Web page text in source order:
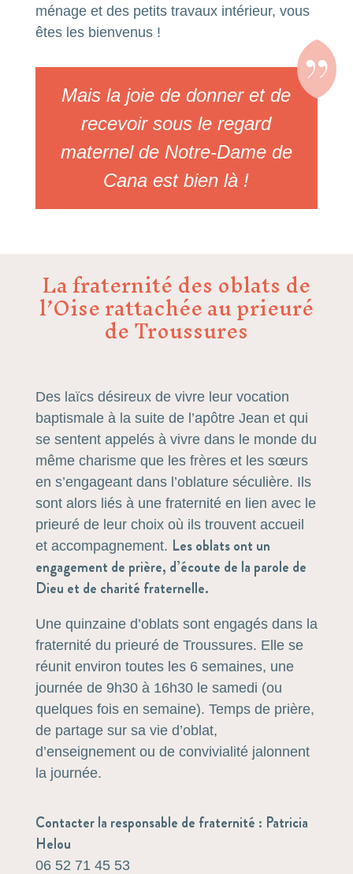
ménage et des petits travaux intérieur, vous
êtes les bienvenus !
Mais la joie de donner et de
recevoir sous le regard
maternel de Notre-Dame de
Cana est bien là !
La fraternité des oblats de
l’Oise rattachée au prieuré
de Troussures
Des laïcs désireux de vivre leur vocation
baptismale à la suite de l’apôtre Jean et qui
se sentent appelés à vivre dans le monde du
même charisme que les frères et les sœurs
en s’engageant dans l’oblature séculière. Ils
sont alors liés à une fraternité en lien avec le
prieuré de leur choix où ils trouvent accueil
et accompagnement. Les oblats ont un
engagement de prière, d’écoute de la parole de
Dieu et de charité fraternelle.
Une quinzaine d’oblats sont engagés dans la
fraternité du prieuré de Troussures. Elle se
réunit environ toutes les 6 semaines, une
journée de 9h30 à 16h30 le samedi (ou
quelques fois en semaine). Temps de prière,
de partage sur sa vie d’oblat,
d’enseignement ou de convivialité jalonnent
la journée.
Contacter la responsable de fraternité : Patricia
Helou
06 52 71 45 53